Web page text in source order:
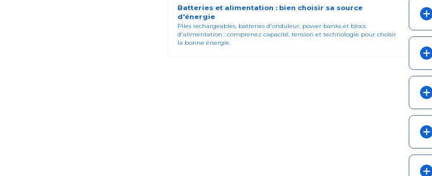
Batteries et alimentation : bien choisir sa source
d'énergie
Piles rechargeables, batteries d'onduleur, power banks et blocs
d'alimentation : comprenez capacité, tension et technologie pour choisir
la bonne énergie.